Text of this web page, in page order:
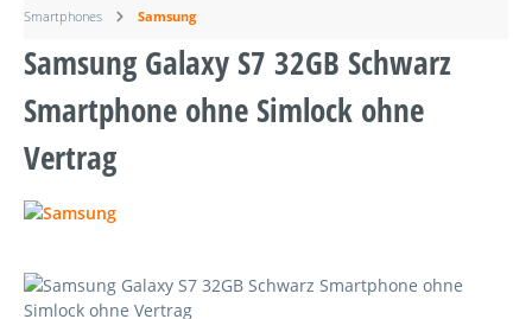
Smartphones Samsung
Samsung Galaxy S7 32GB Schwarz
Smartphone ohne Simlock ohne
Vertrag
Bildergalerie überspringen